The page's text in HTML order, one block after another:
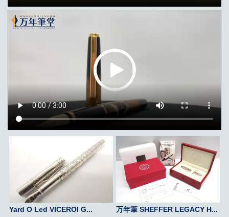
Yard O Led VICEROI G... 万年筆 SHEFFER LEGACY H...